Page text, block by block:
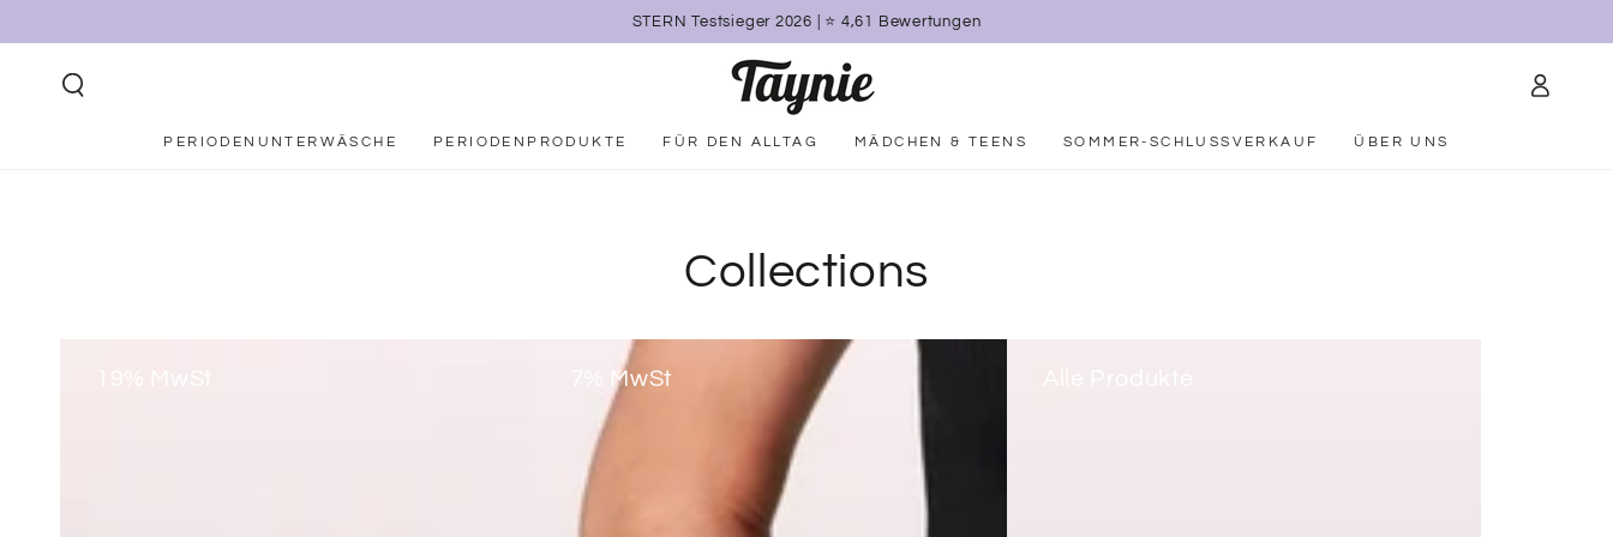
STERN Testsieger 2026 | ⭐️ 4,61 Bewertungen
PERIODENUNTERWÄSCHE PERIODENPRODUKTE FÜR DEN ALLTAG MÄDCHEN & TEENS SOMMER-SCHLUSSVERKAUF ÜBER UNS
Einloggen
Collections
7% MwSt